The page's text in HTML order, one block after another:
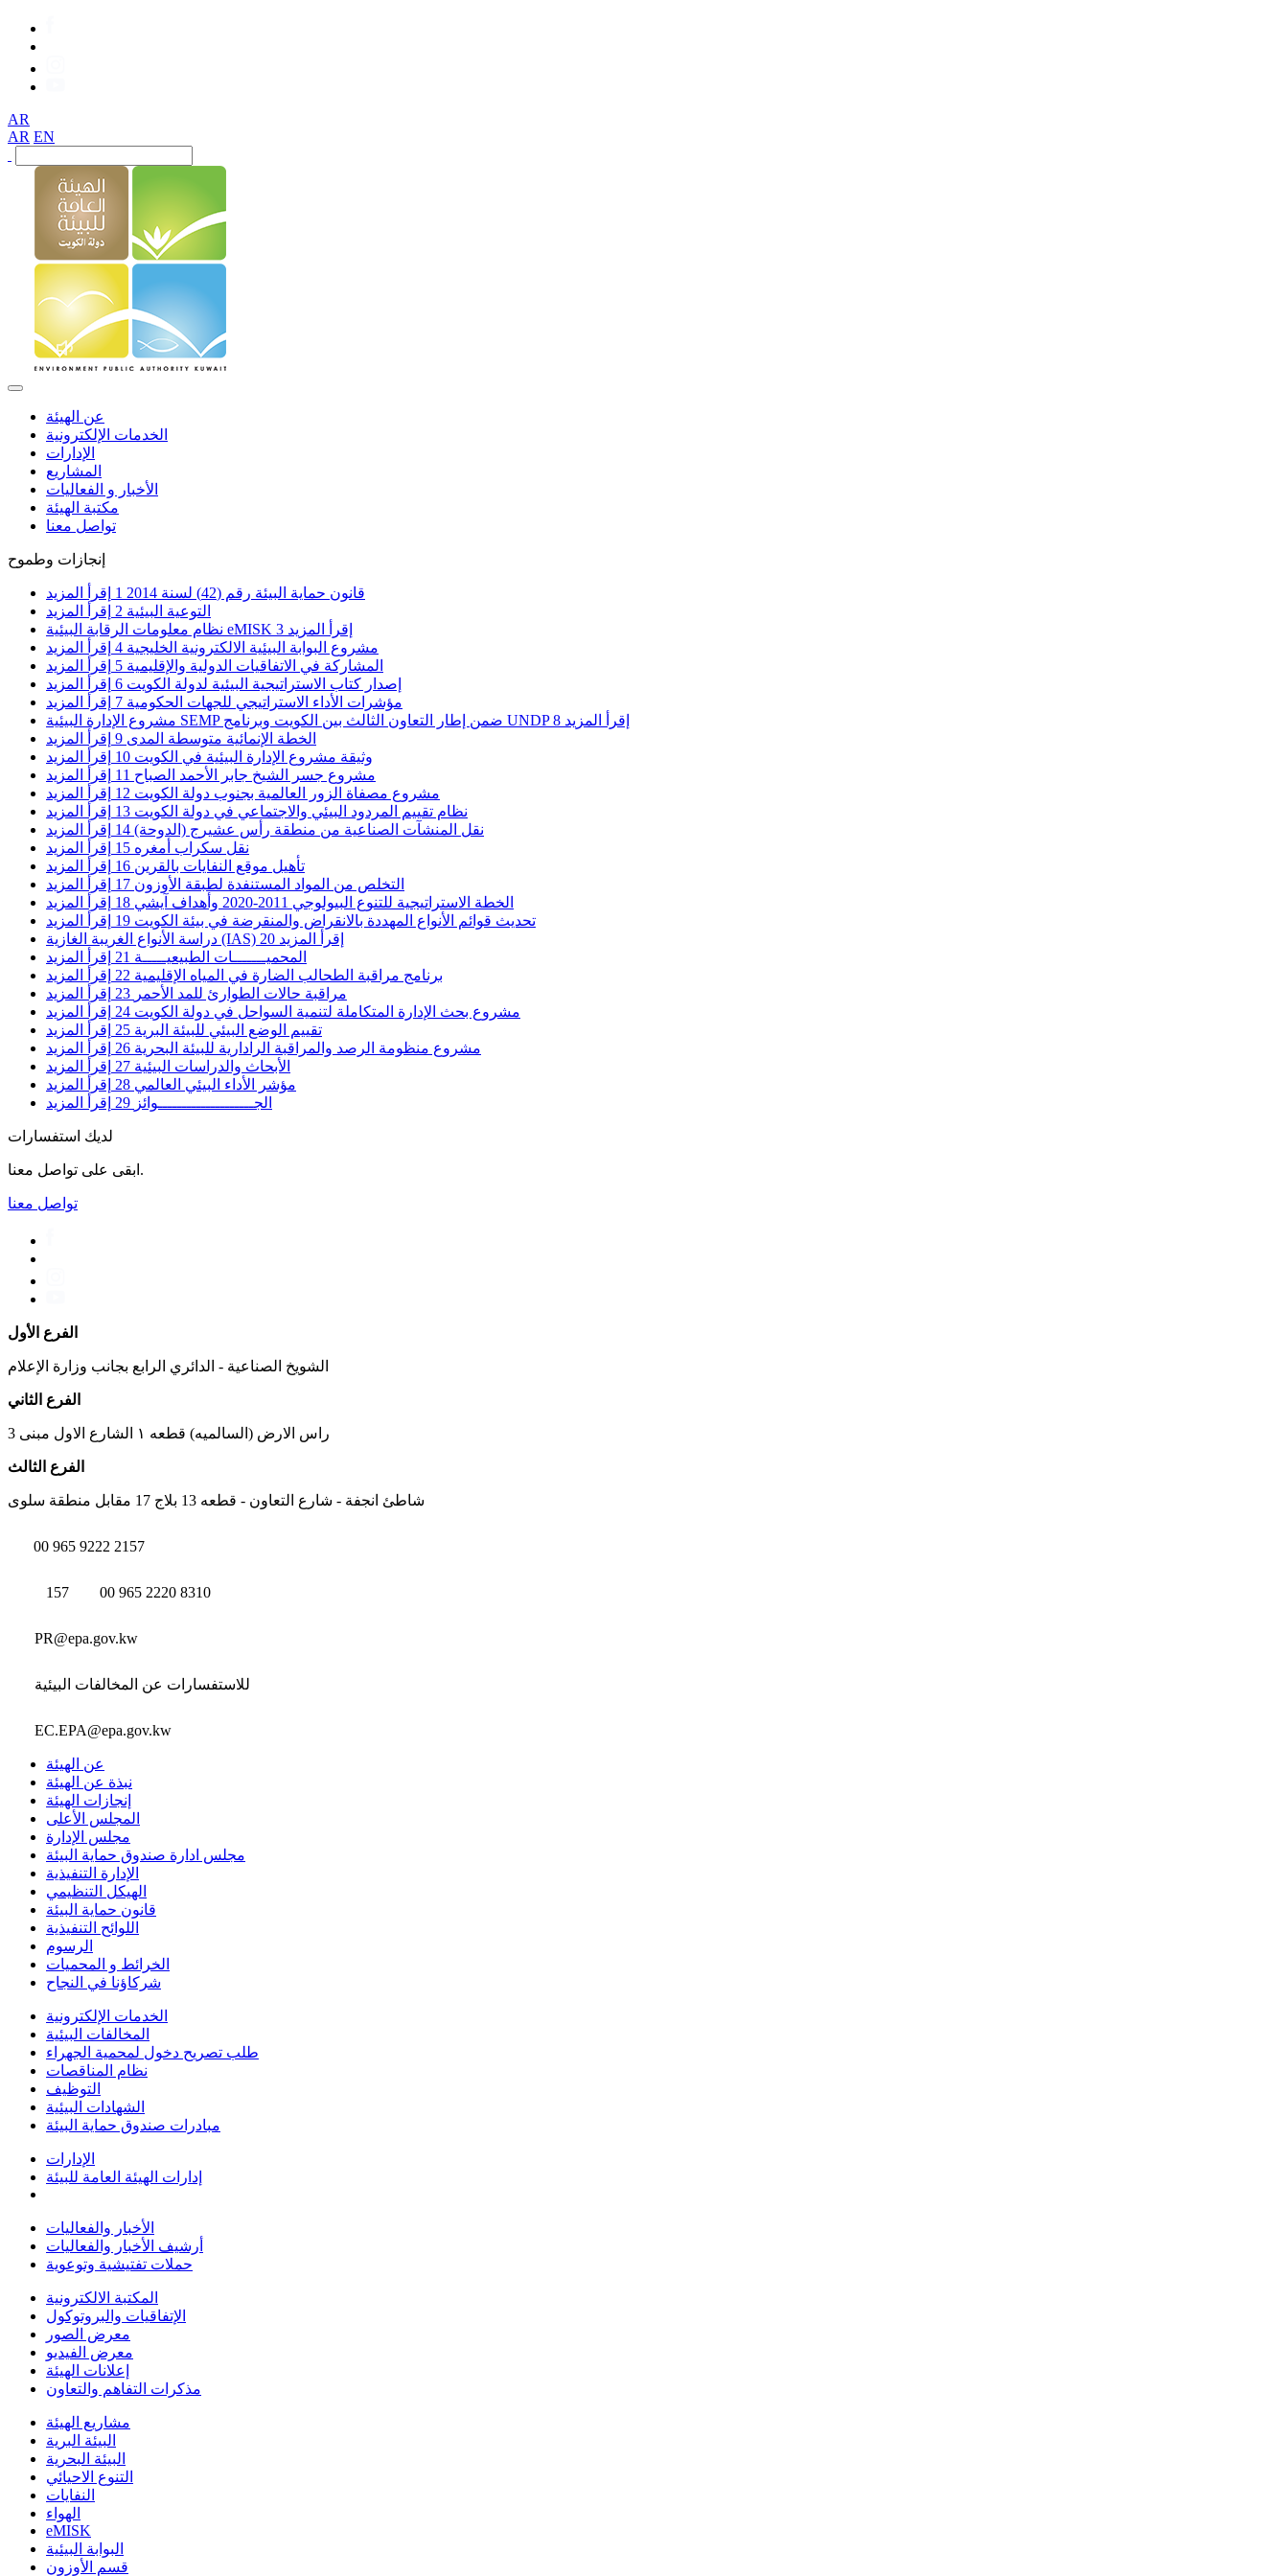
AR
AR EN
عن الهيئة
الخدمات الإلكترونية
الإدارات
المشاريع
الأخبار و الفعاليات
مكتبة الهيئة
تواصل معنا
إنجازات وطموح
قانون حماية البيئة رقم (42) لسنة 2014 1 إقرأ المزيد
التوعية البيئية 2 إقرأ المزيد
نظام معلومات الرقابة البيئية eMISK 3 إقرأ المزيد
مشروع البوابة البيئية الالكترونية الخليجية 4 إقرأ المزيد
المشاركة في الاتفاقيات الدولية والإقليمية 5 إقرأ المزيد
إصدار كتاب الاستراتيجية البيئية لدولة الكويت 6 إقرأ المزيد
مؤشرات الأداء الاستراتيجي للجهات الحكومية 7 إقرأ المزيد
مشروع الإدارة البيئية SEMP ضمن إطار التعاون الثالث بين الكويت وبرنامج UNDP8 إقرأ المزيد
الخطة الإنمائية متوسطة المدى 9 إقرأ المزيد
وثيقة مشروع الإدارة البيئية في الكويت 10 إقرأ المزيد
مشروع جسر الشيخ جابر الأحمد الصباح 11 إقرأ المزيد
مشروع مصفاة الزور العالمية بجنوب دولة الكويت 12 إقرأ المزيد
نظام تقييم المردود البيئي والاجتماعي في دولة الكويت 13 إقرأ المزيد
نقل المنشآت الصناعية من منطقة رأس عشيرج (الدوحة) 14 إقرأ المزيد
نقل سكراب أمغره 15 إقرأ المزيد
تأهيل موقع النفايات بالقرين 16 إقرأ المزيد
التخلص من المواد المستنفدة لطبقة الأوزون 17 إقرأ المزيد
الخطة الاستراتيجية للتنوع البيولوجي 2011-2020 وأهداف آيشي
18 إقرأ المزيد
تحديث قوائم الأنواع المهددة بالانقراض والمنقرضة في بيئة الكويت 19 إقرأ المزيد
دراسة الأنواع الغريبة الغازية (IAS) 20 إقرأ المزيد
المحميـــــــات الطبيعيـــــة 21 إقرأ المزيد
برنامج مراقبة الطحالب الضارة في المياه الإقليمية 22 إقرأ المزيد
مراقبة حالات الطوارئ للمد الأحمر 23 إقرأ المزيد
مشروع بحث الإدارة المتكاملة لتنمية السواحل في دولة الكويت 24 إقرأ المزيد
تقييم الوضع البيئي للبيئة البرية 25 إقرأ المزيد
مشروع منظومة الرصد والمراقبة الرادارية للبيئة البحرية 26 إقرأ المزيد
الأبحاث والدراسات البيئية 27 إقرأ المزيد
مؤشر الأداء البيئي العالمي 28 إقرأ المزيد
الجــــــــــــــــــــوائز 29 إقرأ المزيد
لديك استفسارات
ابقى على تواصل معنا.
تواصل معنا
الفرع الأول
الشويخ الصناعية - الدائري الرابع بجانب وزارة الإعلام
الفرع الثاني
راس الارض (السالميه) قطعه ١ الشارع الاول مبنى 3
الفرع الثالث
شاطئ انجفة - شارع التعاون - قطعه 13 بلاج 17 مقابل منطقة سلوى
00 965 9222 2157
157 00 965 2220 8310
PR@epa.gov.kw
للاستفسارات عن المخالفات البيئية
EC.EPA@epa.gov.kw
عن الهيئة
نبذة عن الهيئة
إنجازات الهيئة
المجلس الأعلى
مجلس الإدارة
مجلس ادارة صندوق حماية البيئة
الإدارة التنفيذية
الهيكل التنظيمي
قانون حماية البيئة
اللوائح التنفيذية
الرسوم
الخرائط و المحميات
شركاؤنا في النجاح
الخدمات الإلكترونية
المخالفات البيئية
طلب تصريح دخول لمحمية الجهراء
نظام المناقصات
التوظيف
الشهادات البيئية
مبادرات صندوق حماية البيئة
الإدارات
إدارات الهيئة العامة للبيئة
الأخبار والفعاليات
أرشيف الأخبار والفعاليات
حملات تفتيشية وتوعوية
المكتبة الالكترونية
الإتفاقيات والبروتوكول
معرض الصور
معرض الفيديو
إعلانات الهيئة
مذكرات التفاهم والتعاون
مشاريع الهيئة
البيئة البرية
البيئة البحرية
التنوع الاحيائي
النفايات
الهواء
eMISK
البوابة البيئية
قسم الأوزون